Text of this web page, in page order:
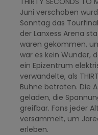
Juni verschoben
Sonntag das
der Lanxess Arena
waren gekommen,
war es kein Wunder,
ein Epizentrum
verwandelte, als
Bühne betraten. Die
geladen, die
greifbar. Fans jeder
versammelt, um
erleben.